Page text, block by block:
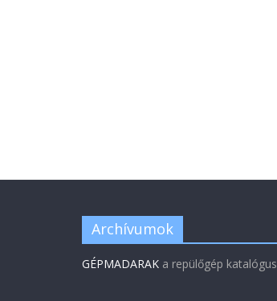
Archívumok
GÉPMADARAK a repülőgép katalógus